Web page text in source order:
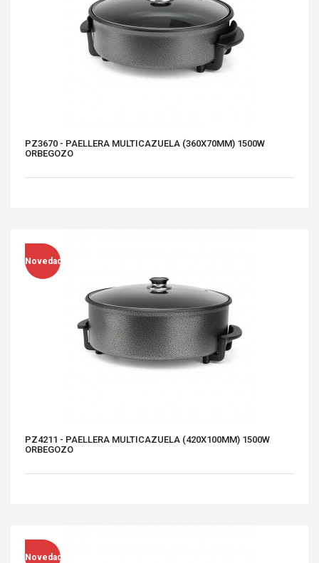
PZ3670 - PAELLERA MULTICAZUELA (360X70MM) 1500W
ORBEGOZO
Novedad
PZ4211 - PAELLERA MULTICAZUELA (420X100MM) 1500W
ORBEGOZO
Novedad